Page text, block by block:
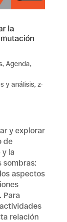
la
, Agenda,
y análisis, z-
y explorar
de
y la
sombras:
aspectos
Para
relación